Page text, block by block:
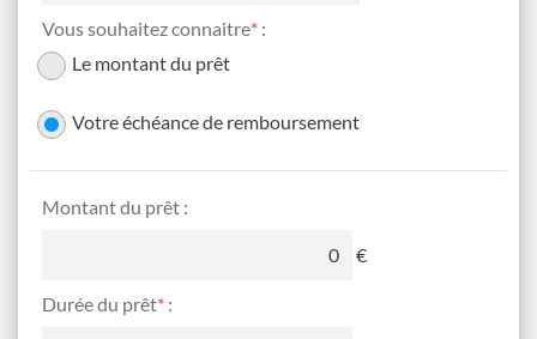
Vous souhaitez connaitre* :
Le montant du prêt
Votre échéance de remboursement
Montant du prêt :
€
Durée du prêt* :